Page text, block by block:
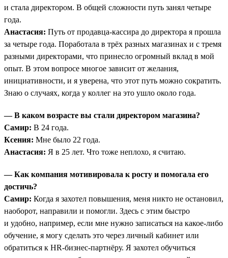
и стала директором. В общей сложности путь занял четыре
года.
Анастасия: Путь от продавца-кассира до директора я прошла
за четыре года. Поработала в трёх разных магазинах и с тремя
разными директорами, что принесло огромный вклад в мой
опыт. В этом вопросе многое зависит от желания,
инициативности, и я уверена, что этот путь можно сократить.
Знаю о случаях, когда у коллег на это ушло около года.
— В каком возрасте вы стали директором магазина?
Самир: В 24 года.
Ксения: Мне было 22 года.
Анастасия: Я в 25 лет. Что тоже неплохо, я считаю.
— Как компания мотивировала к росту и помогала его
достичь?
Самир: Когда я захотел повышения, меня никто не остановил,
наоборот, направили и помогли. Здесь с этим быстро
и удобно, например, если мне нужно записаться на какое-либо
обучение, я могу сделать это через личный кабинет или
обратиться к HR-бизнес-партнёру. Я захотел обучиться